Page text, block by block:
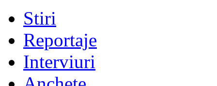
Stiri
Reportaje
Interviuri